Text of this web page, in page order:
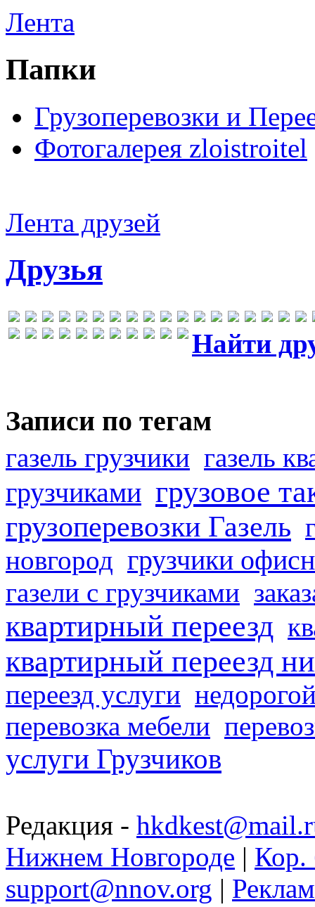
Лента
Папки
Грузоперевозки и
Фотогалерея zloistroitel
Лента друзей
Друзья
Найти
Записи по тегам
газель грузчики газель
грузчиками грузовое
грузоперевозки Газель
новгород грузчики
газели с грузчиками
квартирный переезд
квартирный переезд
переезд услуги
перевозка мебели
услуги Грузчиков
Редакция -
Нижнем Новгороде | Кор.
support@nnov.org |